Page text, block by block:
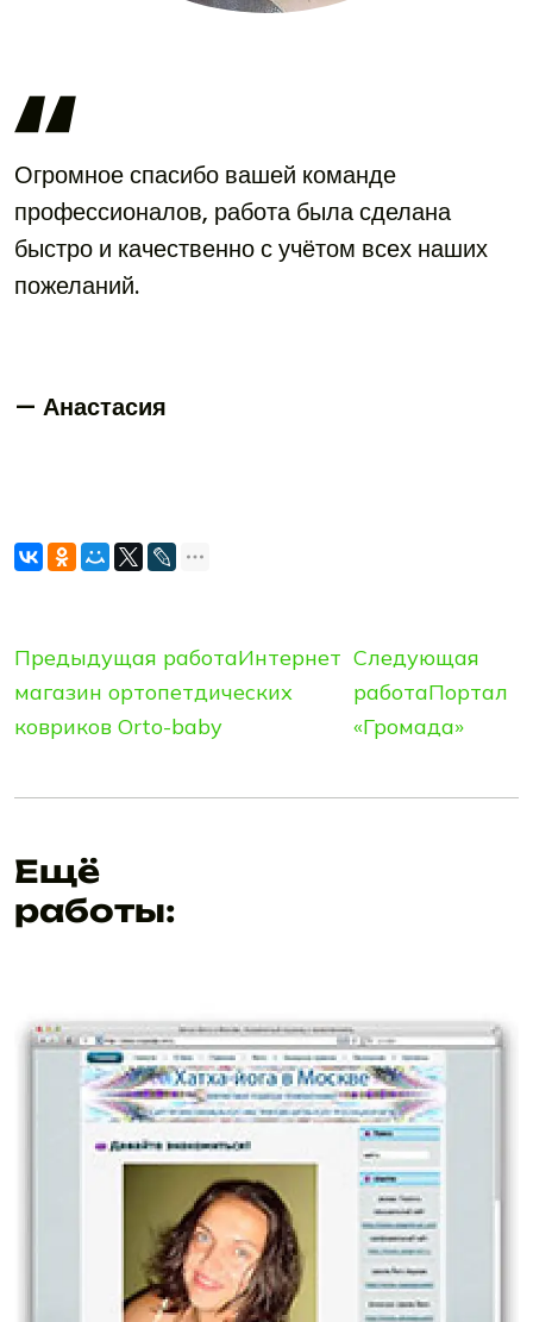
Огромное спасибо вашей команде
профессионалов, работа была сделана
быстро и качественно с учётом всех наших
пожеланий.
— Анастасия
Предыдущая работаИнтернет
магазин ортопетдических
ковриков Orto-baby
Следующая
работаПортал
«Громада»
Ещё
работы: